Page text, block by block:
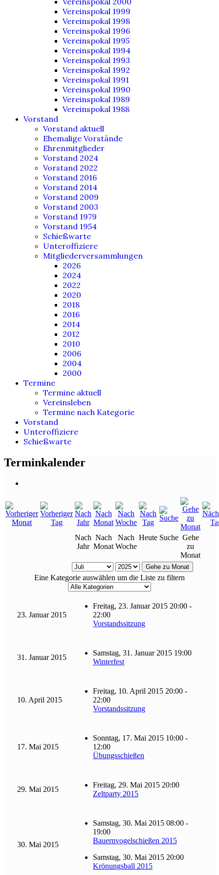
Vereinspokal 1999
Vereinspokal 1998
Vereinspokal 1996
Vereinspokal 1995
Vereinspokal 1994
Vereinspokal 1993
Vereinspokal 1992
Vereinspokal 1991
Vereinspokal 1990
Vereinspokal 1989
Vereinspokal 1988
Vorstand
Vorstand aktuell
Ehemalige Vorstände
Ehrenmitglieder
Vorstand 2024
Vorstand 2022
Vorstand 2016
Vorstand 2014
Vorstand 2009
Vorstand 2003
Vorstand 1979
Vorstand 1954
Schießwarte
Unteroffiziere
Mitgliederversammlungen
2026
2024
2022
2020
2018
2016
2014
2012
2010
2006
2004
2000
Termine
Termine aktuell
Vereinsleben
Termine nach Kategorie
Vorstand
Unteroffiziere
Schießwarte
Terminkalender
Nach
Jahr
Nach
Monat
Nach
Woche
Heute Suche Gehe
zu
Monat
Gehe zu Monat
Eine Kategorie auswählen um die Liste zu filtern
23. Januar 2015
Freitag, 23. Januar 2015 20:00 -
22:00
Vorstandssitzung
31. Januar 2015
Samstag, 31. Januar 2015 19:00
Winterfest
10. April 2015
Freitag, 10. April 2015 20:00 -
22:00
Vorstandssitzung
17. Mai 2015
Sonntag, 17. Mai 2015 10:00 -
12:00
Übungsschießen
29. Mai 2015
Freitag, 29. Mai 2015 20:00
Zeltparty 2015
30. Mai 2015
Samstag, 30. Mai 2015 08:00 -
19:00
Bauernvogelschießen 2015
Samstag, 30. Mai 2015 20:00
Krönungsball 2015